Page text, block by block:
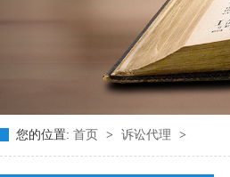
您的位置: 首页 > 诉讼代理 >